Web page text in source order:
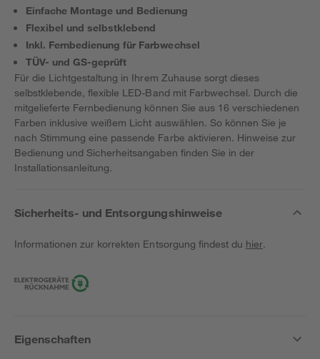
Einfache Montage und Bedienung
Flexibel und selbstklebend
Inkl. Fernbedienung für Farbwechsel
TÜV- und GS-geprüft
Für die Lichtgestaltung in Ihrem Zuhause sorgt dieses
selbstklebende, flexible LED-Band mit Farbwechsel. Durch die
mitgelieferte Fernbedienung können Sie aus 16 verschiedenen
Farben inklusive weißem Licht auswählen. So können Sie je
nach Stimmung eine passende Farbe aktivieren. Hinweise zur
Bedienung und Sicherheitsangaben finden Sie in der
Installationsanleitung.
Sicherheits- und Entsorgungshinweise
Informationen zur korrekten Entsorgung findest du hier.
Eigenschaften